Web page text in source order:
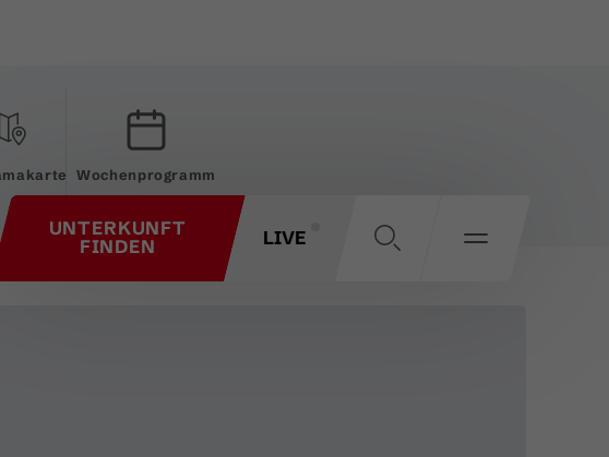
UNTERKUNFT
FINDEN
LIVE
Wochenprogramm